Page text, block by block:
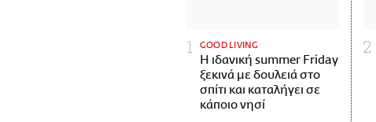
GOOD LIVING
Η ιδανική summer Friday
ξεκινά με δουλειά στο
σπίτι και καταλήγει σε
κάποιο νησί